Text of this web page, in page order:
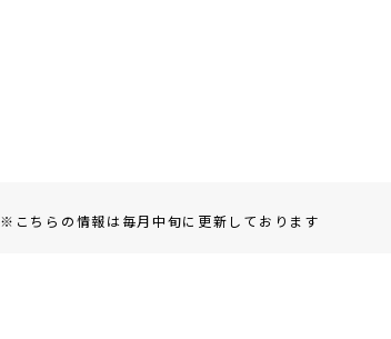
※こちらの情報は毎月中旬に更新しております